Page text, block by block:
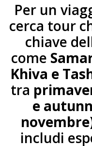
Per un
cerca tour
chiave
come
Khiva e
tra
e
includi